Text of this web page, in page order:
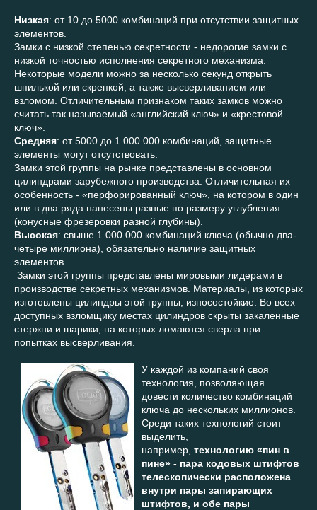
Низкая: от 10 до 5000 комбинаций при отсутствии защитных
элементов.
Замки с низкой степенью секретности - недорогие замки с
низкой точностью исполнения секретного механизма.
Некоторые модели можно за несколько секунд открыть
шпилькой или скрепкой, а также высверливанием или
взломом. Отличительным признаком таких замков можно
считать так называемый «английский ключ» и «крестовой
ключ».
Средняя: от 5000 до 1 000 000 комбинаций, защитные
элементы могут отсутствовать.
Замки этой группы на рынке представлены в основном
цилиндрами зарубежного производства. Отличительная их
особенность - «перфорированный ключ», на котором в один
или в два ряда нанесены разные по размеру углубления
(конусные фрезеровки разной глубины).
Высокая: свыше 1 000 000 комбинаций ключа (обычно два-
четыре миллиона), обязательно наличие защитных
элементов.
Замки этой группы представлены мировыми лидерами в
производстве секретных механизмов. Материалы, из которых
изготовлены цилиндры этой группы, износостойкие. Во всех
доступных взломщику местах цилиндров скрыты закаленные
стержни и шарики, на которых ломаются сверла при
попытках высверливания.
У каждой из компаний своя
технология, позволяющая
довести количество комбинаций
ключа до нескольких миллионов.
Среди таких технологий стоит
выделить,
например, технологию «пин в
пине» - пара кодовых штифтов
телескопически расположена
внутри пары запирающих
штифтов, и обе пары